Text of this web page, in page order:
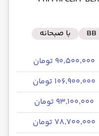
BB با صبحانه
۹۰٬۵۰۰٬۰۰۰ تومان
۱۰۶٬۹۰۰٬۰۰۰ تومان
۹۳٬۱۰۰٬۰۰۰ تومان
۷۸٬۷۰۰٬۰۰۰ تومان